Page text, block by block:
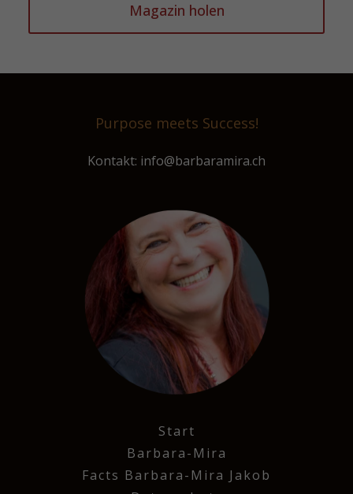
Magazin holen
Purpose meets Success!
Kontakt: info@barbaramira.ch
Start
Barbara-Mira
Facts Barbara-Mira Jakob